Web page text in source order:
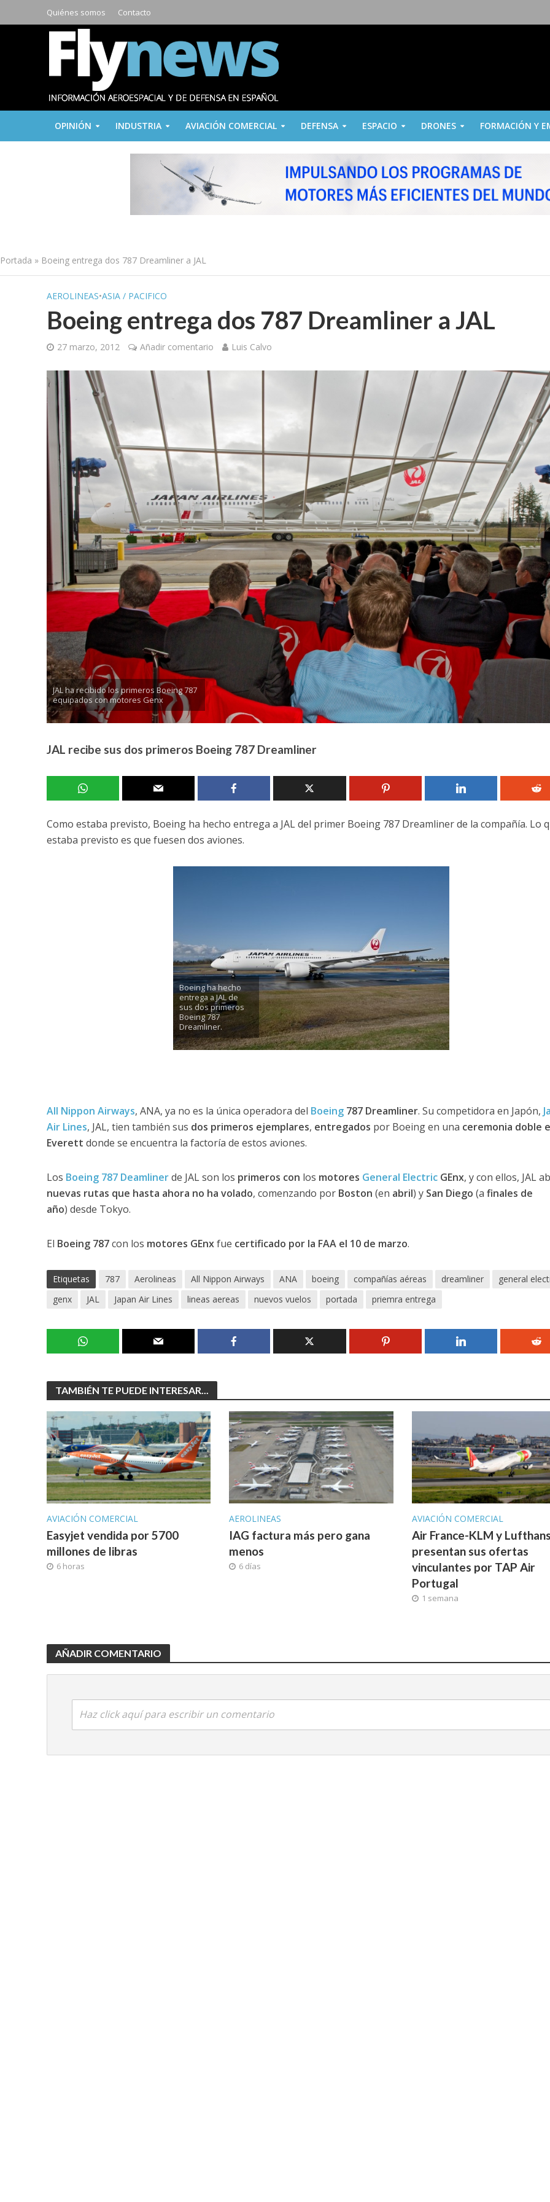
Quiénes somos Contacto
OPINIÓN INDUSTRIA AVIACIÓN COMERCIAL DEFENSA ESPACIO DRONES FORMACIÓN Y
Portada » Boeing entrega dos 787 Dreamliner a JAL
AEROLINEAS•ASIA / PACIFICO
Boeing entrega dos 787 Dreamliner a JAL
27 marzo, 2012 Añadir comentario Luis Calvo
JAL ha recibido los primeros Boeing 787
equipados con motores Genx
JAL recibe sus dos primeros Boeing 787 Dreamliner
Como estaba previsto, Boeing ha hecho entrega a JAL del primer Boeing 787 Dreamliner de la compañía. Lo
estaba previsto es que fuesen dos aviones.
Boeing ha hecho
entrega a JAL de
sus dos primeros
Boeing 787
Dreamliner.
All Nippon Airways, ANA, ya no es la única operadora del Boeing 787 Dreamliner. Su competidora en Japón,
Air Lines, JAL, tien también sus dos primeros ejemplares, entregados por Boeing en una ceremonia doble
Everett donde se encuentra la factoría de estos aviones.
Los Boeing 787 Deamlinerde JAL son los primeros con los motores General ElectricGEnx, y con ellos, JAL
nuevas rutas que hasta ahora no ha volado, comenzando por Boston (en abril) y San Diego (a finales de
año) desde Tokyo.
El Boeing 787con los motores GEnxfue certificado por la FAA el 10 de marzo.
Etiquetas 787 Aerolineas All Nippon Airways ANA boeing compañías aéreas dreamliner
general
genx
JAL Japan Air Lines lineas aereas nuevos vuelos portada priemra entrega
TAMBIÉN TE PUEDE INTERESAR...
AVIACIÓN COMERCIAL
Easyjet vendida por 5700
millones de libras
6 horas
AEROLINEAS
IAG factura más pero gana
menos
6 días
AVIACIÓN COMERCIAL
Air France-KLM y
presentan sus ofertas
vinculantes por TAP Air
Portugal
1 semana
AÑADIR COMENTARIO
Haz click aquí para escribir un comentario